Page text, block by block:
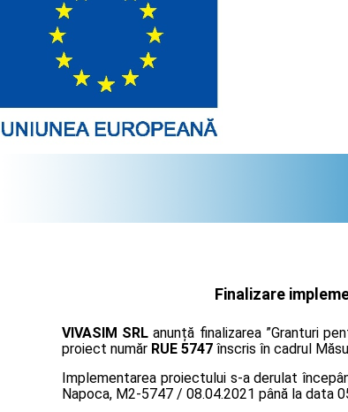
Finalizare
VIVASIM SRL anunță finalizarea ”Granturi
proiect număr RUE 5747 înscris în cadrul
Implementarea proiectului s-a derulat
Napoca, M2-5747 / 08.04.2021 până la data